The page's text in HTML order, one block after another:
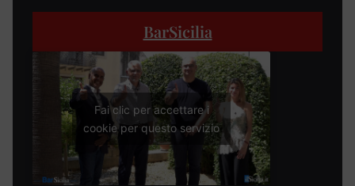
BarSicilia
Fai clic per accettare i
cookie per questo servizio